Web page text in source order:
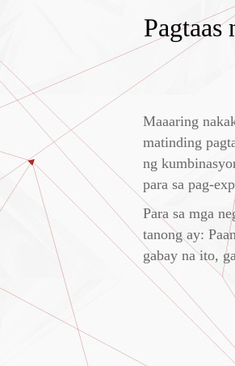
Maaaring
matinding
ng
para sa pag-
Para sa mga
tanong ay:
gabay na ito,